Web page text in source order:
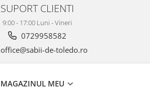
SUPORT CLIENTI
9:00 - 17:00 Luni - Vineri
0729958582
office@sabii-de-toledo.ro
MAGAZINUL MEU